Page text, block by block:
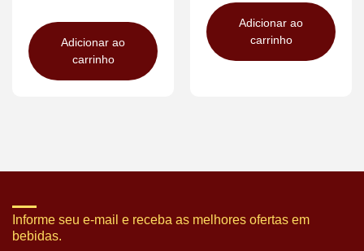
Adicionar ao
carrinho
Adicionar ao
carrinho
Informe seu e-mail e receba as melhores ofertas em
bebidas.